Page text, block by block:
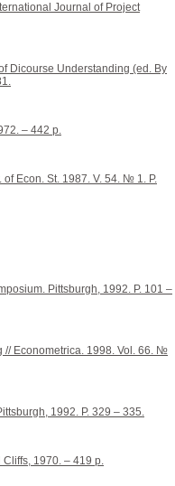
Journal of Project
Dicourse Understanding (ed. By
– 442 p.
of Econ. St. 1987. V. 54. № 1. P.
Pittsburgh, 1992. P. 101 –
// Econometrica. 1998. Vol. 66. №
1992. P. 329 – 335.
Cliffs, 1970. – 419 p.